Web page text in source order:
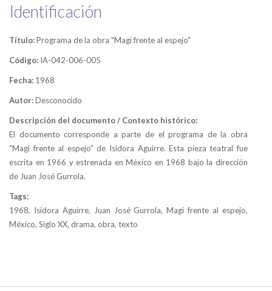
Identificación
Título:Programa de la obra "Magi frente al espejo"
Código: IA-042-006-005
Fecha: 1968
Autor:Desconocido
Descripción del documento / Contexto histórico:
El documento corresponde a parte de el programa de la obra
"Magi frente al espejo" de Isidora Aguirre. Esta pieza teatral fue
escrita en 1966 y estrenada en México en 1968 bajo la dirección
de Juan José Gurrola.
Tags:
1968, Isidora Aguirre, Juan José Gurrola, Magi frente al espejo,
México, Siglo XX, drama, obra, texto